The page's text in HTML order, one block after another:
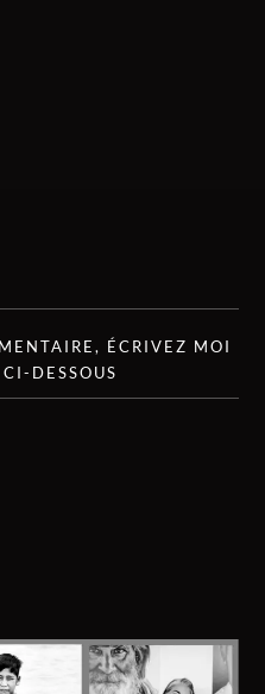
ÉCRIVEZ MOI
CI-DESSOUS